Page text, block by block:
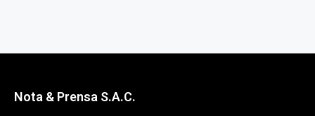
Nota & Prensa S.A.C.